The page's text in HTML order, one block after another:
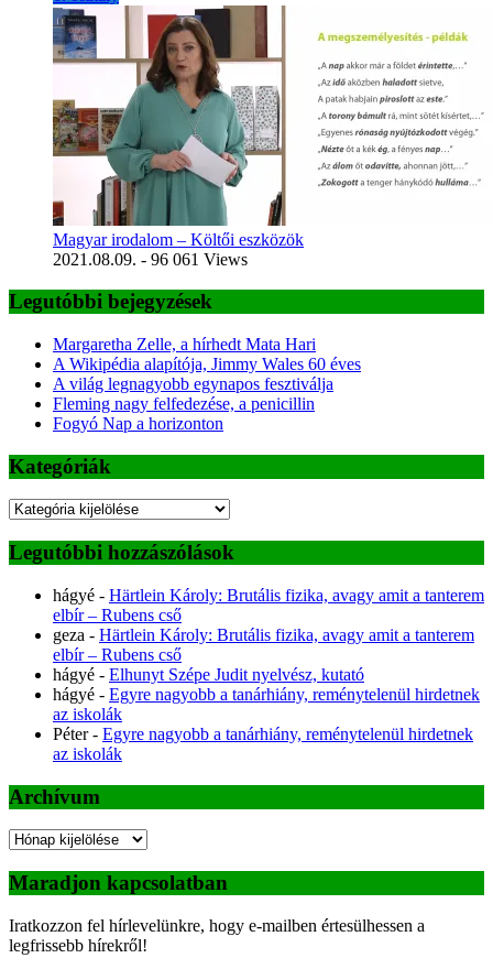
Magyar irodalom – Költői eszközök
2021.08.09. - 96 061 Views
Legutóbbi bejegyzések
Margaretha Zelle, a hírhedt Mata Hari
A Wikipédia alapítója, Jimmy Wales 60 éves
A világ legnagyobb egynapos fesztiválja
Fleming nagy felfedezése, a penicillin
Fogyó Nap a horizonton
Kategóriák
Kategóriák
Legutóbbi hozzászólások
hágyé - Härtlein Károly: Brutális fizika, avagy amit a tanterem
elbír – Rubens cső
geza - Härtlein Károly: Brutális fizika, avagy amit a tanterem
elbír – Rubens cső
hágyé - Elhunyt Szépe Judit nyelvész, kutató
hágyé - Egyre nagyobb a tanárhiány, reménytelenül hirdetnek
az iskolák
Péter- Egyre nagyobb a tanárhiány, reménytelenül hirdetnek
az iskolák
Archívum
Archívum
Maradjon kapcsolatban
Iratkozzon fel hírlevelünkre, hogy e-mailben értesülhessen a
legfrissebb hírekről!